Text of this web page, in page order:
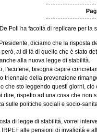
Poli ha facoltà di replicare per la
diciamo che la risposta
al di là di quello che è stato
alla nuova legge di stabilità.
l'acufene, bisogna capire
triennale della prevenzione
che sto leggendo questi giorni,
dire, rispetto ad una cosa che
sulle politiche sociali e socio-
di legge di stabilità, vorrei
alle pensioni di invalidità e